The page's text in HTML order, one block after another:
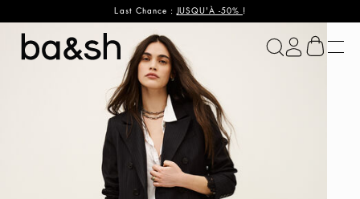
Last Chance :JUSQU'À -50% !
ba&sh